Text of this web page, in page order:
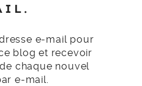
e-mail pour
blog et recevoir
chaque nouvel
e-mail.